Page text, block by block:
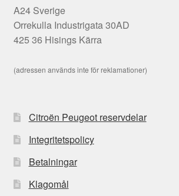
A24 Sverige
Orrekulla Industrigata 30AD
425 36 Hisings Kärra
(adressen används inte för reklamationer)
Citroën Peugeot reservdelar
Integritetspolicy
Betalningar
Klagomål